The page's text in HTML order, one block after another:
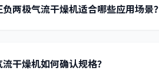
负两极气流干燥机适合哪些应用场景？
干燥机如何确认规格？